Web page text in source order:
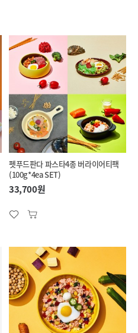
펫푸드판다 파스타4종 버라이어티팩
(100g*4ea SET)
33,700원